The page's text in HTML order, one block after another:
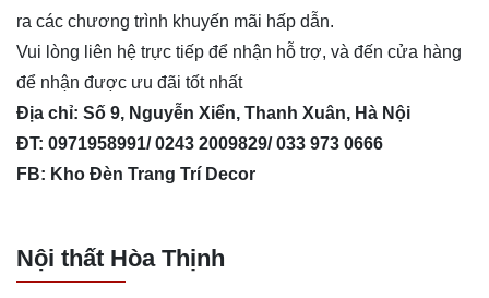
ra các chương trình khuyến mãi hấp dẫn.
Vui lòng liên hệ trực tiếp để nhận hỗ trợ, và đến cửa hàng
để nhận được ưu đãi tốt nhất
Địa chỉ: Số 9, Nguyễn Xiển, Thanh Xuân, Hà Nội
ĐT: 0971958991/ 0243 2009829/ 033 973 0666
FB: Kho Đèn Trang Trí Decor
Nội thất Hòa Thịnh